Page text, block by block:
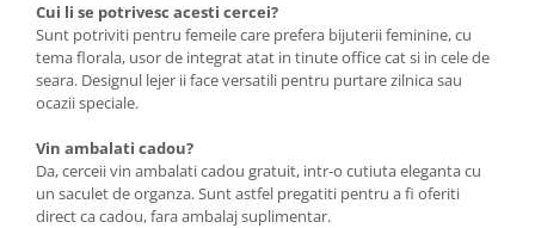
Cui li se potrivesc acesti cercei?
Sunt potriviti pentru femeile care prefera bijuterii feminine, cu
tema florala, usor de integrat atat in tinute office cat si in cele de
seara. Designul lejer ii face versatili pentru purtare zilnica sau
ocazii speciale.
Vin ambalati cadou?
Da, cerceii vin ambalati cadou gratuit, intr-o cutiuta eleganta cu
un saculet de organza. Sunt astfel pregatiti pentru a fi oferiti
direct ca cadou, fara ambalaj suplimentar.